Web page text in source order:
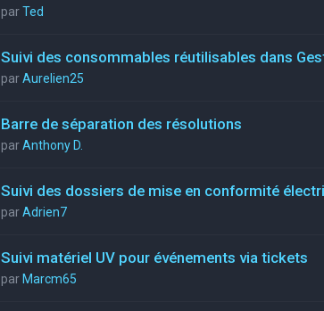
parTed
Suivi des consommables réutilisables dans
parAurelien25
Barre de séparation des résolutions
parAnthony D.
Suivi des dossiers de mise en conformité
parAdrien7
Suivi matériel UV pour événements via tickets
par Marcm65